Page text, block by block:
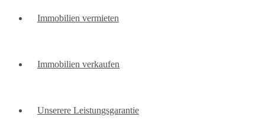
Immobilien vermieten
Immobilien verkaufen
Unserere Leistungsgarantie